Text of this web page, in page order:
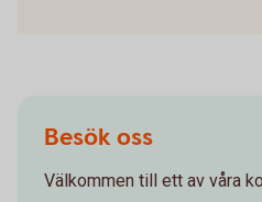
Besök oss
Välkommen till ett av våra